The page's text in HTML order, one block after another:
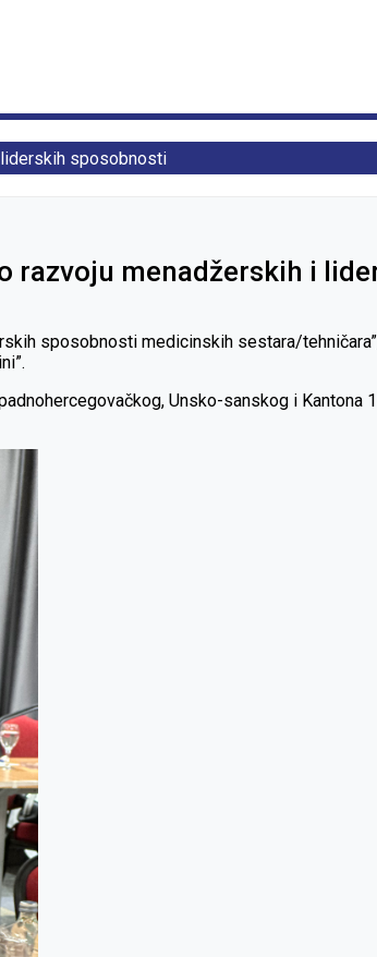
sposobnosti
menadžerskih i
sposobnosti medicinskih sestara/
Unsko-sanskog i Kantona